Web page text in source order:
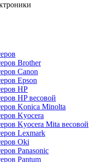
Brother
Canon
Epson
HP
HP весовой
Konica Minolta
Kyocera
Kyocera Mita весовой
Lexmark
Oki
Panasonic
Pantum